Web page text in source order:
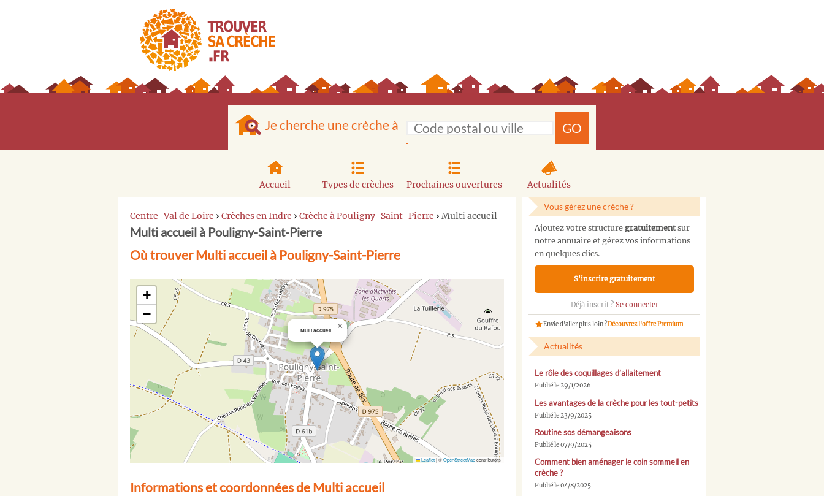
Je cherche une crèche à GO
Accueil Types de crèches Prochaines ouvertures Actualités
Centre-Val de Loire › Crèches en Indre › Crèche à Pouligny-Saint-Pierre › Multi accueil
Multi accueil à Pouligny-Saint-Pierre
Où trouver Multi accueil à Pouligny-Saint-Pierre
Multi accueil ×
+
−
Leaflet|©OpenStreetMapcontributors
Informations et coordonnées de Multi accueil
Vous gérez une crèche ?
Ajoutez votre structure gratuitementsur
notre annuaire et gérez vos informations
en quelques clics.
S'inscrire gratuitement
Déjà inscrit ? Se connecter
Envie d'aller plus loin ?Découvrez l'offre Premium
Actualités
Le rôle des coquillages d’allaitement
Publié le 29/1/2026
Les avantages de la crèche pour les tout-petits
Publié le 23/9/2025
Routine sos démangeaisons
Publié le 07/9/2025
Comment bien aménager le coin sommeil en
crèche ?
Publié le 04/8/2025